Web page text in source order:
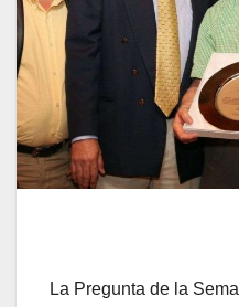
La Pregunta de la